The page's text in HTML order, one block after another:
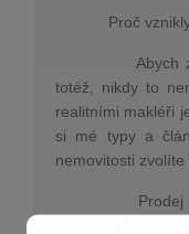
Proč vznikly
Abych zde
totéž, nikdy to
realitními makléři
si mé typy a
nemovitosti zvolíte
Prodej
finanční